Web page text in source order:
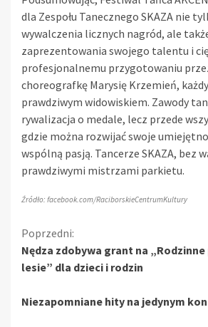
dla Zespołu Tanecznego SKAZA nie
wywalczenia licznych nagród, ale
zaprezentowania swojego talentu i
profesjonalnemu przygotowaniu
choreografkę Marysię Krzemień,
prawdziwym widowiskiem. Zawody
rywalizacja o medale, lecz przede
gdzie można rozwijać swoje
wspólną pasją. Tancerze SKAZA, bez
prawdziwymi mistrzami parkietu.
Źródło: facebook.com/RaciborskieCentrumKultury
Kontynuuj
czytanie
Poprzedni:
Nędza zdobywa grant na
lesie” dla dzieci i rodzin
Niezapomniane hity na jedynym